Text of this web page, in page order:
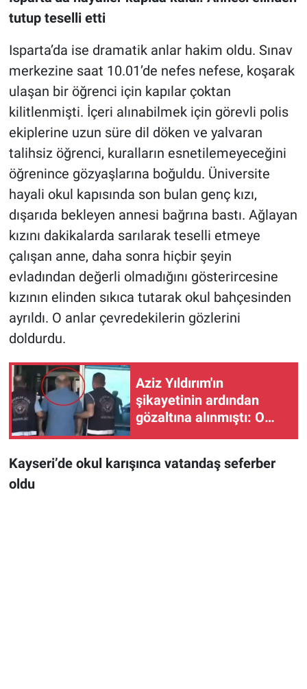
tutup teselli etti
Isparta’da ise dramatik anlar hakim oldu. Sınav
merkezine saat 10.01’de nefes nefese, koşarak
ulaşan bir öğrenci için kapılar çoktan
kilitlenmişti. İçeri alınabilmek için görevli polis
ekiplerine uzun süre dil döken ve yalvaran
talihsiz öğrenci, kuralların esnetilemeyeceğini
öğrenince gözyaşlarına boğuldu. Üniversite
hayali okul kapısında son bulan genç kızı,
dışarıda bekleyen annesi bağrına bastı. Ağlayan
kızını dakikalarda sarılarak teselli etmeye
çalışan anne, daha sonra hiçbir şeyin
evladından değerli olmadığını gösterircesine
kızının elinden sıkıca tutarak okul bahçesinden
ayrıldı. O anlar çevredekilerin gözlerini
doldurdu.
Aziz Yıldırım'ın
şikayetinin ardından
gözaltına alınmıştı: O
Kayseri’de okul karışınca vatandaş seferber
oldu